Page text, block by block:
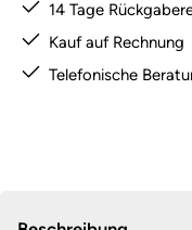
14 Tage
Kauf auf Rechnung
Telefonische